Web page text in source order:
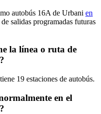
autobús 16A de Urbani en
salidas programadas futuras
la línea o ruta de
19 estaciones de autobús.
en el